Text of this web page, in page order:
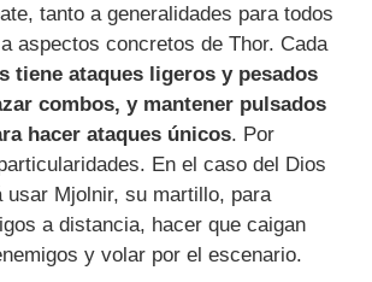
tanto a generalidades para todos
aspectos concretos de Thor. Cada
tiene ataques ligeros y pesados
combos, y mantener pulsados
hacer ataques únicos. Por
En el caso del Dios
usar Mjolnir, su martillo, para
a distancia, hacer que caigan
y volar por el escenario.